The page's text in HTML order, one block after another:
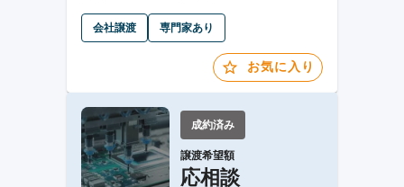
会社譲渡 専門家あり
お気に入り
成約済み
譲渡希望額
応相談